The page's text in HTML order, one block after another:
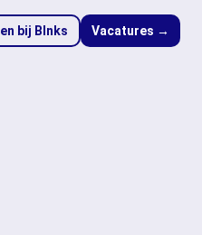
bij Blnks Vacatures →